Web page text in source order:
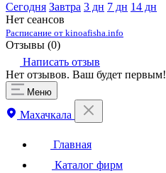
Сегодня Завтра 3 дн 7 дн 14 дн
Нет сеансов
Расписание от kinoafisha.info
Отзывы (0)
Написать отзыв
Нет отзывов. Ваш будет первым!
Меню
Махачкала
Главная
Каталог фирм